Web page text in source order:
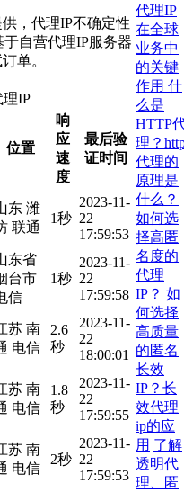
，代理IP不确定性
自营代理IP服务器
单。
理IP
位置
响
应
速
度
最后验
证时间
东 潍
联通
1秒
2023-11-
22
17:59:53
东省
台市
信
1秒
2023-11-
22
17:59:58
苏 南
电信
2.6
秒
2023-11-
22
18:00:01
苏 南
电信
1.8
秒
2023-11-
22
17:59:55
苏 南
电信
2秒
2023-11-
22
17:59:53
代理IP
在全球
业务中
的关键
作用 什
么是
HTTP
理？
代理的
原理是
什么？
如何选
择高匿
名度的
代理
IP？ 如
何选择
高质量
的匿名
长效
IP？长
效代理
ip的应
用 了解
透明代
理、匿